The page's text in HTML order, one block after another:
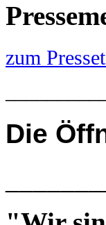
zum
Die